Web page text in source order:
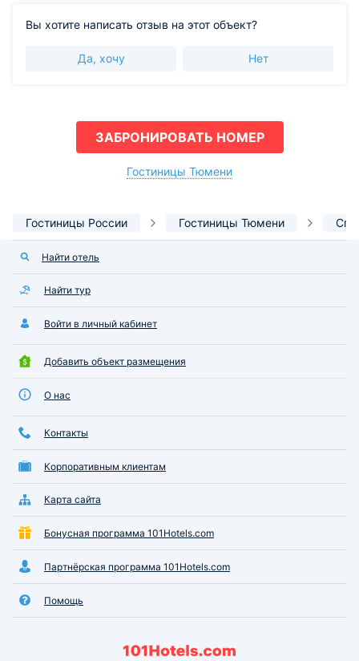
Вы хотите написать отзыв на этот объект?
Да, хочу Нет
ЗАБРОНИРОВАТЬ НОМЕР
Гостиницы Тюмени
Гостиницы России Гостиницы Тюмени
Найти отель
Найти тур
Войти в личный кабинет
Добавить объект размещения
О нас
Контакты
Корпоративным клиентам
Карта сайта
Бонусная программа 101Hotels.com
Партнёрская программа 101Hotels.com
Помощь